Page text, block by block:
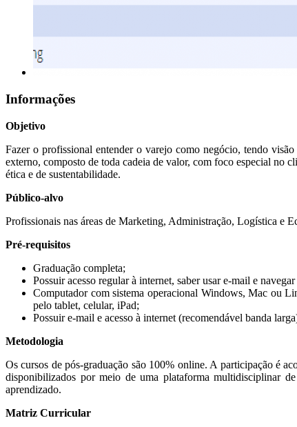
Informações
Objetivo
Fazer o profissional entender o varejo como negócio, tendo
externo, composto de toda cadeia de valor, com foco especial no
ética e de sustentabilidade.
Público-alvo
Profissionais nas áreas de Marketing, Administração, Logística e
Pré-requisitos
Graduação completa;
Possuir acesso regular à internet, saber usar e-mail e
Computador com sistema operacional Windows, Mac ou
pelo tablet, celular, iPad;
Possuir e-mail e acesso à internet (recomendável banda
Metodologia
Os cursos de pós-graduação são 100% online. A participação é
disponibilizados por meio de uma plataforma multidisciplinar
aprendizado.
Matriz Curricular